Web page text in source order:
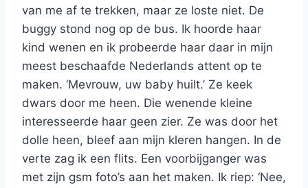
van me af te trekken, maar ze loste niet. De
buggy stond nog op de bus. Ik hoorde haar
kind wenen en ik probeerde haar daar in mijn
meest beschaafde Nederlands attent op te
maken. ‘Mevrouw, uw baby huilt.’ Ze keek
dwars door me heen. Die wenende kleine
interesseerde haar geen zier. Ze was door het
dolle heen, bleef aan mijn kleren hangen. In de
verte zag ik een flits. Een voorbijganger was
met zijn gsm foto’s aan het maken. Ik riep: ‘Nee,